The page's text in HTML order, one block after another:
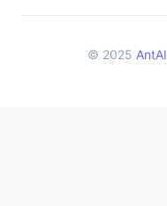
© 2025 AntAI